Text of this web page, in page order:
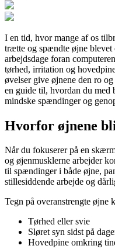
I en tid, hvor mange af os
trætte og spændte øjne blevet
arbejdsdage foran
tørhed, irritation og
øvelser give øjnene den ro
en guide til, hvordan du med
mindske spændinger og
Hvorfor øjnene
Når du fokuserer på en
og øjenmusklerne arbejder
til spændinger i både øjne,
stillesiddende arbejde og
Tegn på overanstrengte øjne
Tørhed eller svie
Sløret syn sidst på
Hovedpine omkring